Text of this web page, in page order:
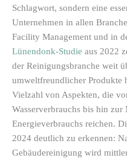
Schlagwort, sondern eine
Unternehmen in allen
Facility Management und in
Lünendonk-Studie aus 2022
der Reinigungsbranche weit
umweltfreundlicher Produkte
Vielzahl von Aspekten, die
Wasserverbrauchs bis hin
Energieverbrauchs reichen.
2024 deutlich zu erkennen:
Gebäudereinigung wird